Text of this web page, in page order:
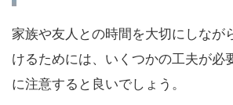
家族や友人との時間を大切にしなが
けるためには、いくつかの工夫が必
に注意すると良いでしょう。